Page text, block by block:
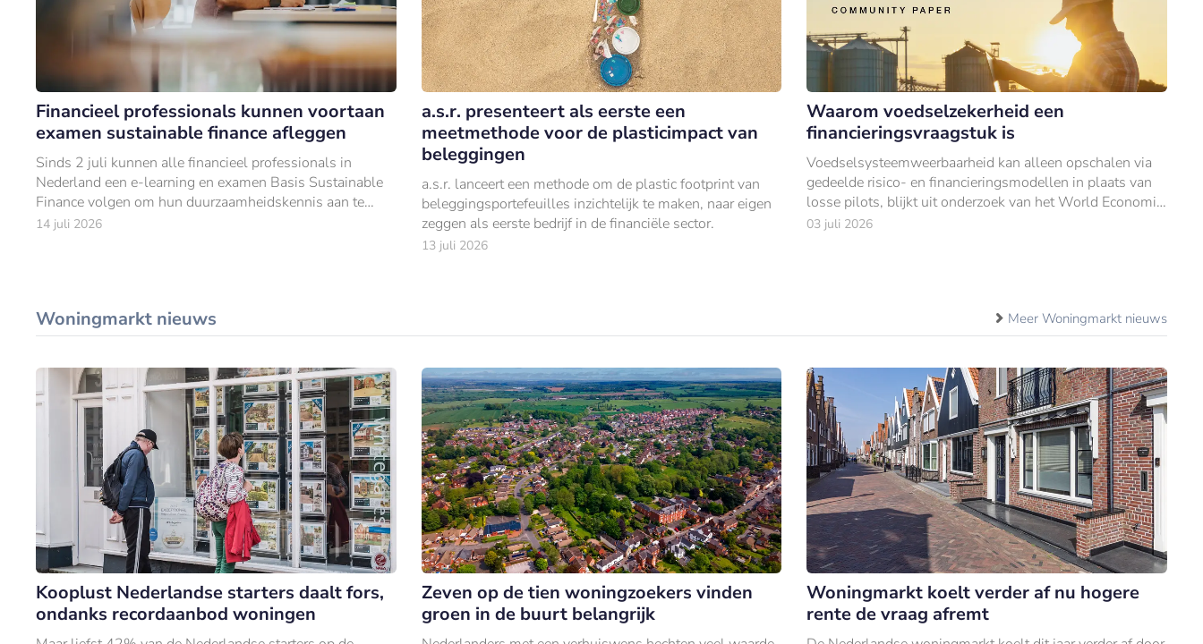
Financieel professionals kunnen voortaan
examen sustainable finance afleggen
Sinds 2 juli kunnen alle financieel professionals in
Nederland een e-learning en examen Basis Sustainable
Finance volgen om hun duurzaamheidskennis aan te
tonen.
14 juli 2026
a.s.r. presenteert als eerste een
meetmethode voor de plasticimpact van
beleggingen
a.s.r. lanceert een methode om de plastic footprint van
beleggingsportefeuilles inzichtelijk te maken, naar eigen
zeggen als eerste bedrijf in de financiële sector.
13 juli 2026
Waarom voedselzekerheid een
financieringsvraagstuk is
Voedselsysteemweerbaarheid kan alleen opschalen via
gedeelde risico- en financieringsmodellen in plaats van
losse pilots, blijkt uit onderzoek van het World Economic
Forum en Bain & Company.
03 juli 2026
Woningmarkt nieuws Meer Woningmarkt nieuws
Kooplust Nederlandse starters daalt fors,
ondanks recordaanbod woningen
Zeven op de tien woningzoekers vinden
groen in de buurt belangrijk
Woningmarkt koelt verder af nu hogere
rente de vraag afremt